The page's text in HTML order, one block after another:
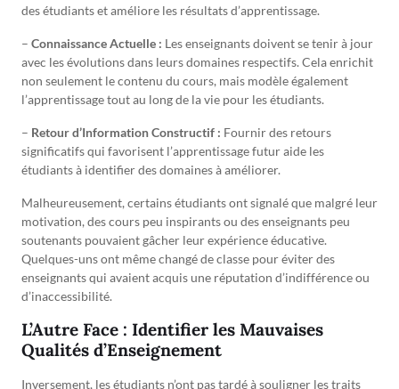
des étudiants et améliore les résultats d’apprentissage.
– Connaissance Actuelle : Les enseignants doivent se tenir à jour
avec les évolutions dans leurs domaines respectifs. Cela enrichit
non seulement le contenu du cours, mais modèle également
l’apprentissage tout au long de la vie pour les étudiants.
– Retour d’Information Constructif : Fournir des retours
significatifs qui favorisent l’apprentissage futur aide les
étudiants à identifier des domaines à améliorer.
Malheureusement, certains étudiants ont signalé que malgré leur
motivation, des cours peu inspirants ou des enseignants peu
soutenants pouvaient gâcher leur expérience éducative.
Quelques-uns ont même changé de classe pour éviter des
enseignants qui avaient acquis une réputation d’indifférence ou
d’inaccessibilité.
L’Autre Face : Identifier les Mauvaises
Qualités d’Enseignement
Inversement, les étudiants n’ont pas tardé à souligner les traits